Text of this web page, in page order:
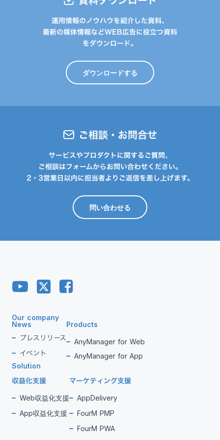
運用情報のノウハウを紹介した資料、
最新の媒体情報などWEB広告に役立つ資料
をダウンロード。
ダウンロードする
ご相談・お問合せ
サービスやプロダクトに関するご質問、
ご相談はフォームからお問い合わせください。
2・3営業日以内に担当者よりご返信を差し上げます。
問い合わせる
Our company
News
プレスリリース
イベント
Products
AnyManager for Web
AnyManager for App
Solution
収益化支援
Web収益化支援
App収益化支援
マーケティング支援
AppDelivery
FourM PMP
FourM PWA